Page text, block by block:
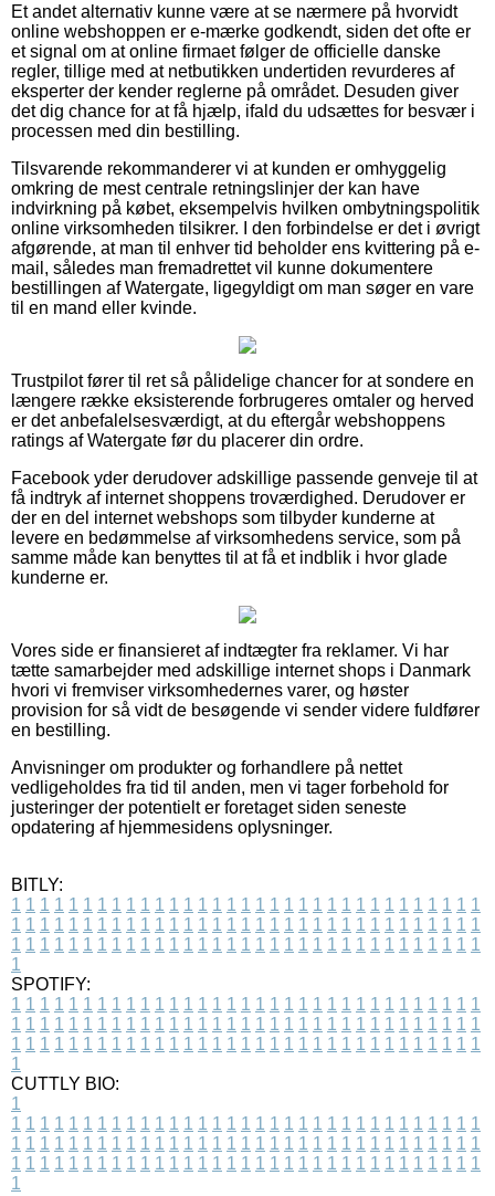
Et andet alternativ kunne være at se nærmere på hvorvidt
online webshoppen er e-mærke godkendt, siden det ofte er
et signal om at online firmaet følger de officielle danske
regler, tillige med at netbutikken undertiden revurderes af
eksperter der kender reglerne på området. Desuden giver
det dig chance for at få hjælp, ifald du udsættes for besvær i
processen med din bestilling.
Tilsvarende rekommanderer vi at kunden er omhyggelig
omkring de mest centrale retningslinjer der kan have
indvirkning på købet, eksempelvis hvilken ombytningspolitik
online virksomheden tilsikrer. I den forbindelse er det i øvrigt
afgørende, at man til enhver tid beholder ens kvittering på e-
mail, således man fremadrettet vil kunne dokumentere
bestillingen af Watergate, ligegyldigt om man søger en vare
til en mand eller kvinde.
Trustpilot fører til ret så pålidelige chancer for at sondere en
længere række eksisterende forbrugeres omtaler og herved
er det anbefalelsesværdigt, at du eftergår webshoppens
ratings af Watergate før du placerer din ordre.
Facebook yder derudover adskillige passende genveje til at
få indtryk af internet shoppens troværdighed. Derudover er
der en del internet webshops som tilbyder kunderne at
levere en bedømmelse af virksomhedens service, som på
samme måde kan benyttes til at få et indblik i hvor glade
kunderne er.
Vores side er finansieret af indtægter fra reklamer. Vi har
tætte samarbejder med adskillige internet shops i Danmark
hvori vi fremviser virksomhedernes varer, og høster
provision for så vidt de besøgende vi sender videre fuldfører
en bestilling.
Anvisninger om produkter og forhandlere på nettet
vedligeholdes fra tid til anden, men vi tager forbehold for
justeringer der potentielt er foretaget siden seneste
opdatering af hjemmesidens oplysninger.
BITLY:
1 1 1 1 1 1 1 1 1 1 1 1 1 1 1 1 1 1 1 1 1 1 1 1 1 1 1 1 1 1 1 1 1
1 1 1 1 1 1 1 1 1 1 1 1 1 1 1 1 1 1 1 1 1 1 1 1 1 1 1 1 1 1 1 1 1
1 1 1 1 1 1 1 1 1 1 1 1 1 1 1 1 1 1 1 1 1 1 1 1 1 1 1 1 1 1 1 1 1
1
SPOTIFY:
1 1 1 1 1 1 1 1 1 1 1 1 1 1 1 1 1 1 1 1 1 1 1 1 1 1 1 1 1 1 1 1 1
1 1 1 1 1 1 1 1 1 1 1 1 1 1 1 1 1 1 1 1 1 1 1 1 1 1 1 1 1 1 1 1 1
1 1 1 1 1 1 1 1 1 1 1 1 1 1 1 1 1 1 1 1 1 1 1 1 1 1 1 1 1 1 1 1 1
1
CUTTLY BIO:
1
1 1 1 1 1 1 1 1 1 1 1 1 1 1 1 1 1 1 1 1 1 1 1 1 1 1 1 1 1 1 1 1 1
1 1 1 1 1 1 1 1 1 1 1 1 1 1 1 1 1 1 1 1 1 1 1 1 1 1 1 1 1 1 1 1 1
1 1 1 1 1 1 1 1 1 1 1 1 1 1 1 1 1 1 1 1 1 1 1 1 1 1 1 1 1 1 1 1 1
1